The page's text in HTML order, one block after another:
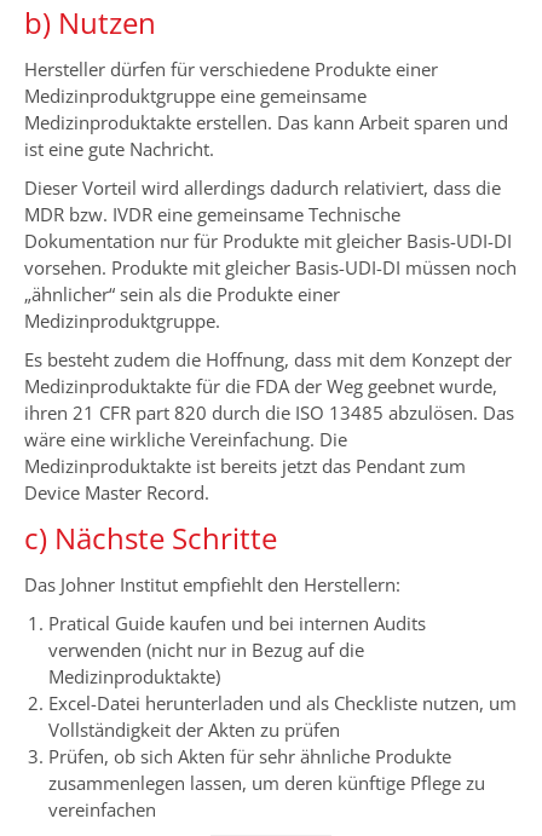
b) Nutzen
Hersteller dürfen für verschiedene Produkte einer
Medizinproduktgruppe eine gemeinsame
Medizinproduktakte erstellen. Das kann Arbeit sparen und
ist eine gute Nachricht.
Dieser Vorteil wird allerdings dadurch relativiert, dass die
MDR bzw. IVDR eine gemeinsame Technische
Dokumentation nur für Produkte mit gleicher Basis-UDI-DI
vorsehen. Produkte mit gleicher Basis-UDI-DI müssen noch
„ähnlicher“ sein als die Produkte einer
Medizinproduktgruppe.
Es besteht zudem die Hoffnung, dass mit dem Konzept der
Medizinproduktakte für die FDA der Weg geebnet wurde,
ihren 21 CFR part 820 durch die ISO 13485 abzulösen. Das
wäre eine wirkliche Vereinfachung. Die
Medizinproduktakte ist bereits jetzt das Pendant zum
Device Master Record.
c) Nächste Schritte
Das Johner Institut empfiehlt den Herstellern:
Pratical Guide kaufen und bei internen Audits
verwenden (nicht nur in Bezug auf die
Medizinproduktakte)
Excel-Datei herunterladen und als Checkliste nutzen, um
Vollständigkeit der Akten zu prüfen
Prüfen, ob sich Akten für sehr ähnliche Produkte
zusammenlegen lassen, um deren künftige Pflege zu
vereinfachen